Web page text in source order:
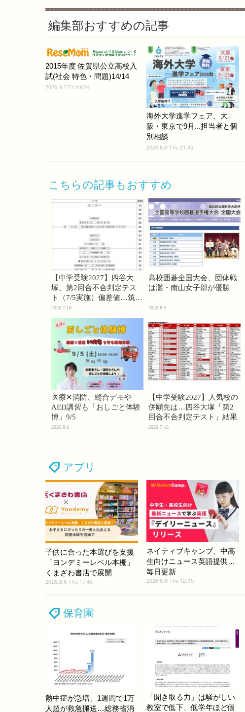
編集部おすすめの記事
2015年度 佐賀県公立高校入
試(社会 特色・問題)14/14
2026.8.7 Fri 19:24
海外大学進学フェア、大
阪・東京で9月...担当者と個
別相談
2026.8.6 Thu 21:45
こちらの記事もおすすめ
【中学受験2027】四谷大
塚、第2回合不合判定テス
ト（7/5実施）偏差値…筑駒
74・桜蔭70＜PR＞
2026.7.10
高校囲碁全国大会、団体戦
は灘・南山女子部が優勝
2026.8.5
医療✕消防、縫合デモや
AED講習も「おしごと体験
博」9/5
2026.8.6
【中学受験2027】人気校の
併願先は…四谷大塚「第2
回合不合判定テスト」結果
2026.7.16
アプリ
子供に合った本選びを支援
「ヨンデミーレベル本棚」
くまざわ書店で展開
2026.8.6 Thu 17:45
ネイティブキャンプ、中高
生向けニュース英語提供…
毎日更新
2026.8.6 Thu 12:15
保育園
熱中症が急増、1週間で1万
人超が救急搬送…総務省消
「聞き取る力」は騒がしい
教室で低下、低学年ほど個